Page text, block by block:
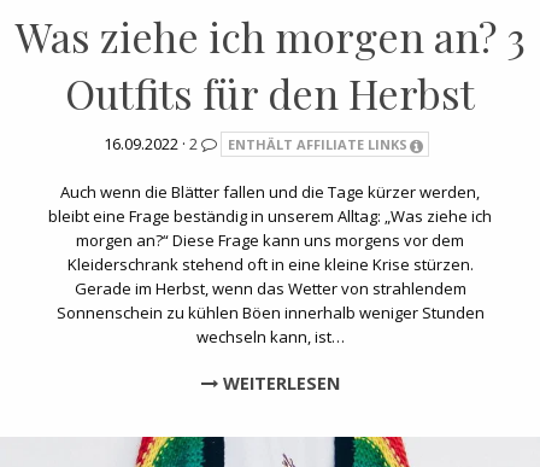
Was ziehe ich morgen an? 3
Outfits für den Herbst
16.09.2022 · 2 ENTHÄLT AFFILIATE LINKS
Auch wenn die Blätter fallen und die Tage kürzer werden,
bleibt eine Frage beständig in unserem Alltag: „Was ziehe ich
morgen an?“ Diese Frage kann uns morgens vor dem
Kleiderschrank stehend oft in eine kleine Krise stürzen.
Gerade im Herbst, wenn das Wetter von strahlendem
Sonnenschein zu kühlen Böen innerhalb weniger Stunden
wechseln kann, ist…
WEITERLESEN